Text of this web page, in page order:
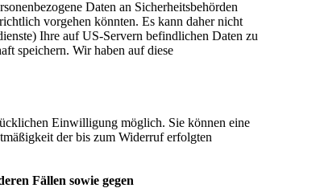
Daten an Sicherheitsbehörden
vorgehen könnten. Es kann daher nicht
Ihre auf US-Servern befindlichen Daten zu
speichern. Wir haben auf diese
Einwilligung möglich. Sie können eine
der bis zum Widerruf erfolgten
Fällen sowie gegen